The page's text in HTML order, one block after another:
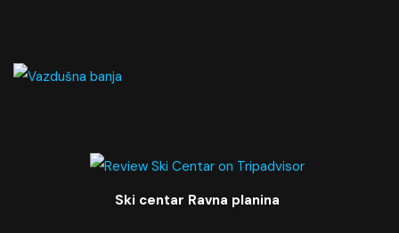
Ski centar Ravna planina